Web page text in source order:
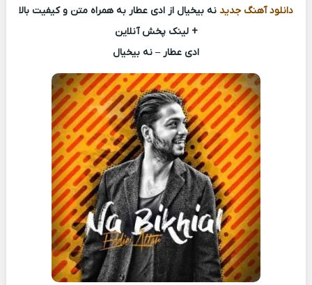
دانلود آهنگ جدید نه بیخیال از ادی عطار به همراه متن و کیفیت بالا
+ لینک پخش آنلاین
ادی عطار – نه بیخیال